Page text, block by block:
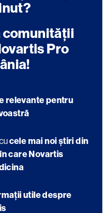
comunității
Pro
relevante pentru
cele mai noi știri din
care Novartis
utile despre